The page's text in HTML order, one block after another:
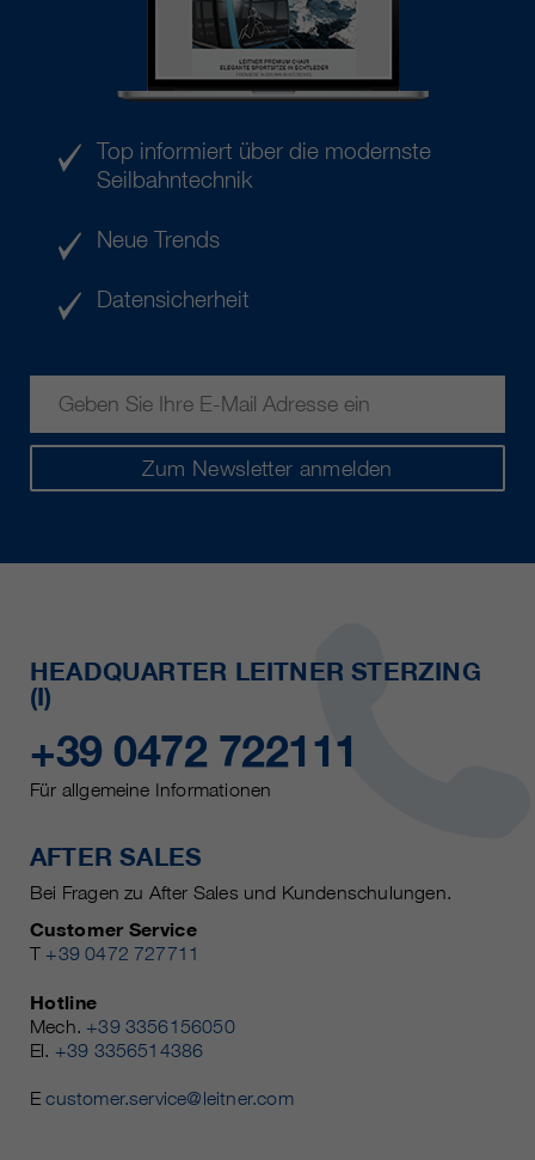
Zum Newsletter anmelden
Top informiert über die modernste
Seilbahntechnik
Neue Trends
Datensicherheit
HEADQUARTER LEITNER STERZING
(I)
+39 0472 722111
Für allgemeine Informationen
AFTER SALES
Bei Fragen zu After Sales und Kundenschulungen.
Customer Service
T +39 0472 727711
Hotline
Mech. +39 3356156050
El. +39 3356514386
Ecustomer.service@leitner.com